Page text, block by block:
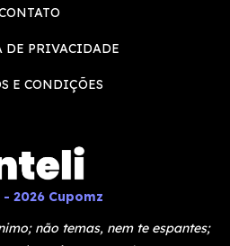
DE PRIVACIDADE
E CONDIÇÕES
- 2026 Cupomz
não temas, nem te espantes;